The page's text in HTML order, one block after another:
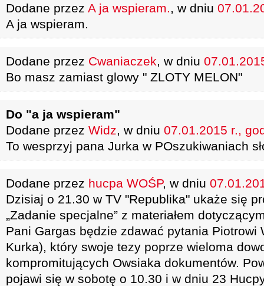
Dodane przez A ja wspieram., w dniu
A ja wspieram.
Dodane przez Cwaniaczek, w dniu
Bo masz zamiast glowy " ZLOTY MELON"
Do "a ja wspieram"
Dodane przez Widz, w dniu 07.01.2015 r.,
To wesprzyj pana Jurka w POszukiwaniach
Dodane przez hucpa WOŚP, w dniu
Dzisiaj o 21.30 w TV "Republika" ukaże się
„Zadanie specjalne” z materiałem
Pani Gargas będzie zdawać pytania Piotrowi
Kurka), który swoje tezy poprze wieloma
kompromitujących Owsiaka dokumentów.
pojawi się w sobotę o 10.30 i w dniu 23